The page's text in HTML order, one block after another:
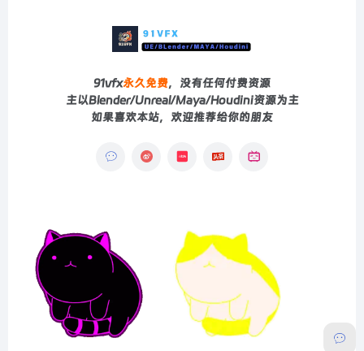
91vfx永久免费，没有任何付费资源
主以Blender/Unreal/Maya/Houdini资源为主
如果喜欢本站，欢迎推荐给你的朋友